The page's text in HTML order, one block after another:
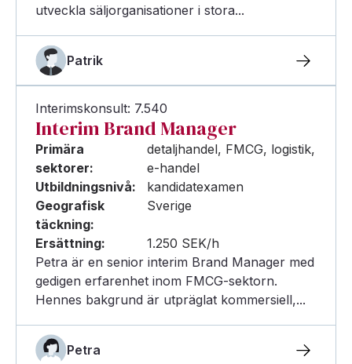
utveckla säljorganisationer i stora...
Patrik
Interimskonsult: 7.540
Interim Brand Manager
Primära
sektorer:
detaljhandel, FMCG, logistik,
e-handel
Utbildningsnivå:
kandidatexamen
Geografisk
täckning:
Sverige
Ersättning:
1.250 SEK/h
Petra är en senior interim Brand Manager med
gedigen erfarenhet inom FMCG-sektorn.
Hennes bakgrund är utpräglat kommersiell,...
Petra